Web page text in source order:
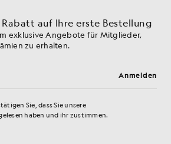
Rabatt auf Ihre erste Bestellung
exklusive Angebote für Mitglieder,
zu erhalten.
Anmelden
Sie, dass Sie unsere
haben und ihr zustimmen.